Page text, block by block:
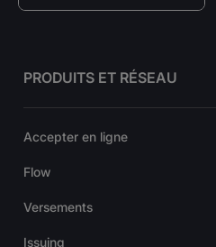
PRODUITS ET RÉSEAU
Accepter en ligne
Flow
Versements
Issuing